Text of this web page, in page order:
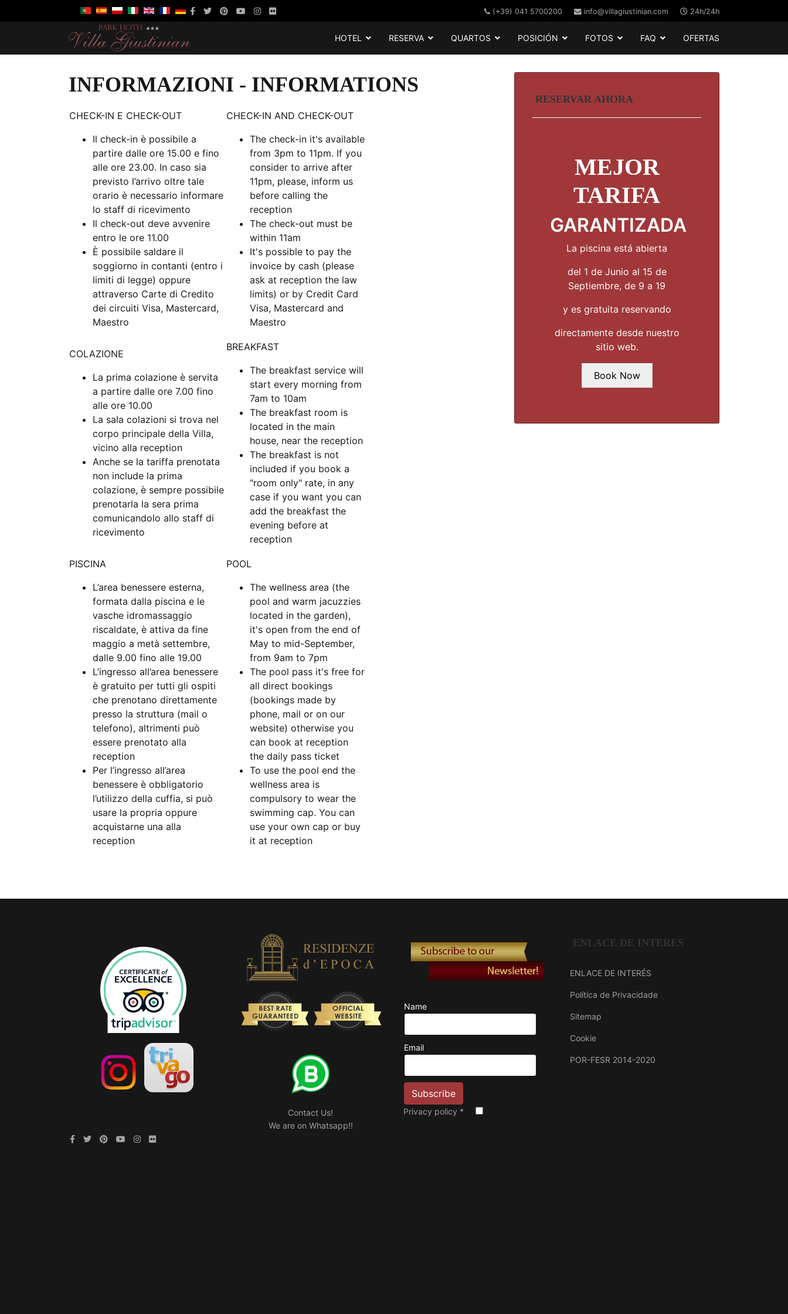
(+39) 041 5700200 info@villagiustinian.com 24h/24h
HOTEL RESERVA QUARTOS POSICIÓN FOTOS FAQ OFERTAS
INFORMAZIONI - INFORMATIONS
CHECK-IN E CHECK-OUT
Il check-in è possibile a
partire dalle ore 15.00 e fino
alle ore 23.00. In caso sia
previsto l’arrivo oltre tale
orario è necessario informare
lo staff di ricevimento
Il check-out deve avvenire
entro le ore 11.00
È possibile saldare il
soggiorno in contanti (entro i
limiti di legge) oppure
attraverso Carte di Credito
dei circuiti Visa, Mastercard,
Maestro
CHECK-IN AND CHECK-OUT
The check-in it's available
from 3pm to 11pm. If you
consider to arrive after
11pm, please, inform us
before calling the
reception
The check-out must be
within 11am
It's possible to pay the
invoice by cash (please
ask at reception the law
limits) or by Credit Card
Visa, Mastercard and
Maestro
COLAZIONE
La prima colazione è servita
a partire dalle ore 7.00 fino
alle ore 10.00
La sala colazioni si trova nel
corpo principale della Villa,
vicino alla reception
Anche se la tariffa prenotata
non include la prima
colazione, è sempre possibile
prenotarla la sera prima
comunicandolo allo staff di
ricevimento
BREAKFAST
The breakfast service will
start every morning from
7am to 10am
The breakfast room is
located in the main
house, near the reception
The breakfast is not
included if you book a
"room only" rate, in any
case if you want you can
add the breakfast the
evening before at
reception
PISCINA
L’area benessere esterna,
formata dalla piscina e le
vasche idromassaggio
riscaldate, è attiva da fine
maggio a metà settembre,
dalle 9.00 fino alle 19.00
L’ingresso all’area benessere
è gratuito per tutti gli ospiti
che prenotano direttamente
presso la struttura (mail o
telefono), altrimenti può
essere prenotato alla
reception
Per l’ingresso all’area
benessere è obbligatorio
l’utilizzo della cuffia, si può
usare la propria oppure
acquistarne una alla
reception
POOL
The wellness area (the
pool and warm jacuzzies
located in the garden),
it's open from the end of
May to mid-September,
from 9am to 7pm
The pool pass it's free for
all direct bookings
(bookings made by
phone, mail or on our
website) otherwise you
can book at reception
the daily pass ticket
To use the pool end the
wellness area is
compulsory to wear the
swimming cap. You can
use your own cap or buy
it at reception
RESERVAR AHORA
MEJOR
TARIFA
GARANTIZADA
La piscina está abierta
del 1 de Junio al 15 de
Septiembre, de 9 a 19
y es gratuita reservando
directamente desde nuestro
sitio web.
Contact Us!
We are on Whatsapp!!
Name
Email
Privacy policy *
ENLACE DE INTERES
ENLACE DE INTERÉS
Política de Privacidade
Sitemap
Cookie
POR-FESR 2014-2020